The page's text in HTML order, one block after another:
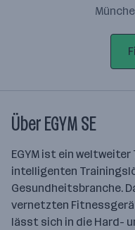
Über EGYM SE
EGYM ist ein
intelligenten
Gesundheitsbranche.
vernetzten
lässt sich in die Hard-